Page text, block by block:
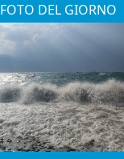
FOTO DEL GIORNO